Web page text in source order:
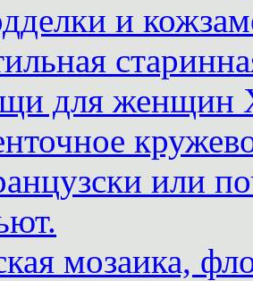
и
для женщин
или
мозаика,